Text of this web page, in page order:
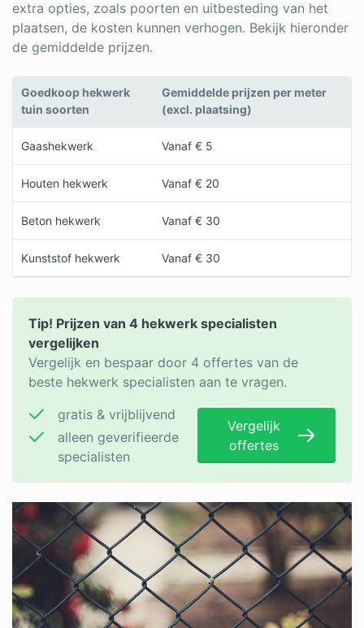
extra opties, zoals poorten en uitbesteding van het
plaatsen, de kosten kunnen verhogen. Bekijk hieronder
de gemiddelde prijzen.
Goedkoop hekwerk
tuin soorten
Gemiddelde prijzen per meter
(excl. plaatsing)
Gaashekwerk Vanaf € 5
Houten hekwerk Vanaf € 20
Beton hekwerk Vanaf € 30
Kunststof hekwerk Vanaf € 30
Tip! Prijzen van 4 hekwerk specialisten
vergelijken
Vergelijk en bespaar door 4 offertes van de
beste hekwerk specialisten aan te vragen.
gratis & vrijblijvend
alleen geverifieerde
specialisten
Vergelijk
offertes